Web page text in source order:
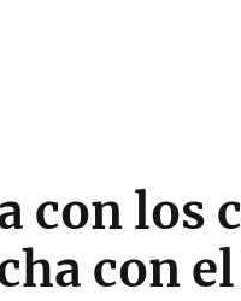
con los
con el